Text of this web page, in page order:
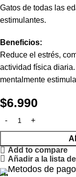
Gatos de todas las
estimulantes.
Beneficios:
Reduce el estrés,
actividad física
mentalmente
$6.990
Add to compare
Añadir a la lista
Metodos de